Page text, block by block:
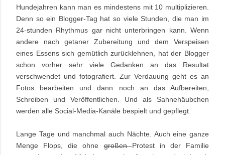
Hundejahren kann man es mindestens mit 10 multiplizieren.
Denn so ein Blogger-Tag hat so viele Stunden, die man im
24-stunden Rhythmus gar nicht unterbringen kann. Wenn
andere nach getaner Zubereitung und dem Verspeisen
eines Essens sich gemütlich zurücklehnen, hat der Blogger
schon vorher sehr viele Gedanken an das Resultat
verschwendet und fotografiert. Zur Verdauung geht es an
Fotos bearbeiten und dann noch an das Aufbereiten,
Schreiben und Veröffentlichen. Und als Sahnehäubchen
werden alle Social-Media-Kanäle bespielt und gepflegt.
Lange Tage und manchmal auch Nächte. Auch eine ganze
Menge Flops, die ohnegroßenProtest in der Familie